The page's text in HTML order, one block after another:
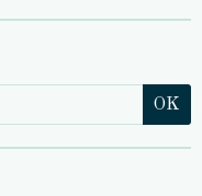
OK